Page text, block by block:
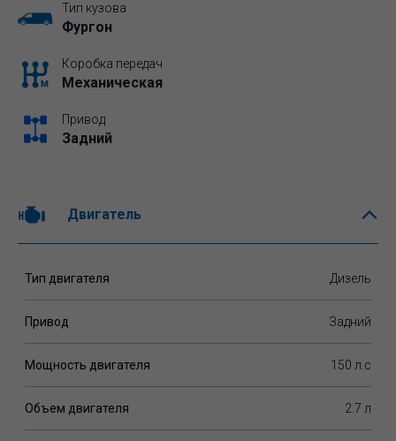
Тип кузова
Фургон
Коробка передач
Механическая
Привод
Задний
Двигатель
Тип двигателя Дизель
Привод Задний
Мощность двигателя 150 л.c
Объем двигателя 2.7 л